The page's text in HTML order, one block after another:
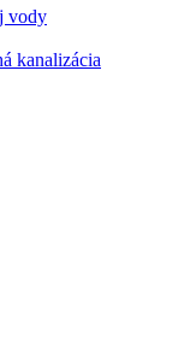
vody
kanalizácia